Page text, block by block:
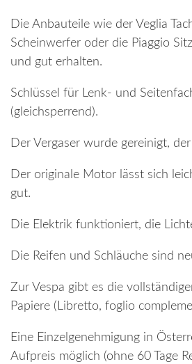
Die Anbauteile wie der Veglia
Scheinwerfer oder die Piaggio
und gut erhalten.
Schlüssel für Lenk- und
(gleichsperrend).
Der Vergaser wurde gereinigt,
Der originale Motor lässt sich
gut.
Die Elektrik funktioniert, die
Die Reifen und Schläuche sind
Zur Vespa gibt es die
Papiere (Libretto, foglio
Eine Einzelgenehmigung in
Aufpreis möglich (ohne 60 Tage